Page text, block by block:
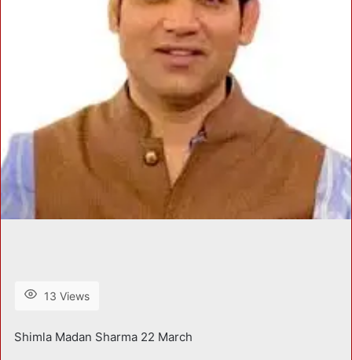
13 Views
Shimla Madan Sharma 22 March